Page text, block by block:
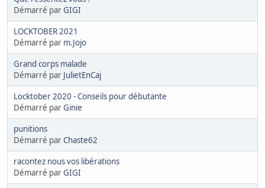
Démarré parGIGI
LOCKTOBER 2021
Démarré par m.Jojo
Grand corps malade
Démarré par JulietEnCaj
Locktober 2020 - Conseils pour débutante
Démarré parGinie
punitions
Démarré parChaste62
racontez nous vos libérations
Démarré parGIGI